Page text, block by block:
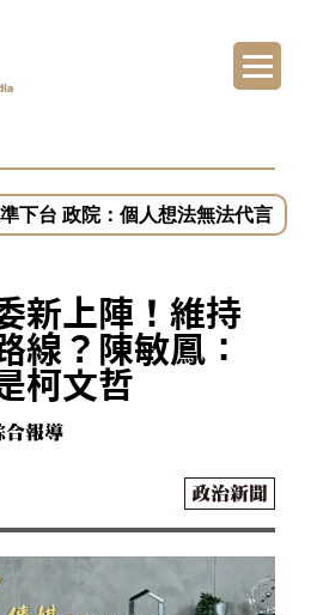
下台 政院：個人想法無法代言
挨批食安破口！盧秀燕抗賴聲勢
新上陣！維持
線？陳敏鳳：
柯文哲
合報導
政治新聞